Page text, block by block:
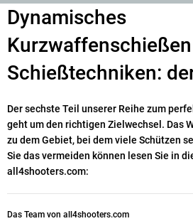
Dynamisches
Schießtechniken:
Der sechste Teil unserer Reihe zum
geht um den richtigen Zielwechsel. Das
zu dem Gebiet, bei dem viele Schützen
Sie das vermeiden können lesen Sie in
all4shooters.com:
Das Team von all4shooters.com